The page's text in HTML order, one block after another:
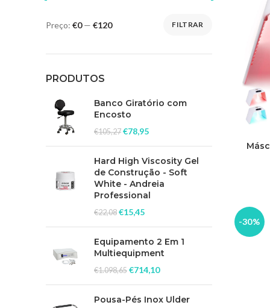
FILTRAR
Preço: €0— €120
PRODUTOS
Banco Giratório com
Encosto
€105,27 €78,95
Hard High Viscosity Gel
de Construção - Soft
White - Andreia
Professional
€22,08 €15,45
Equipamento 2 Em 1
Multiequipment
€1.098,65 €714,10
Pousa-Pés Inox Ulder
-30%